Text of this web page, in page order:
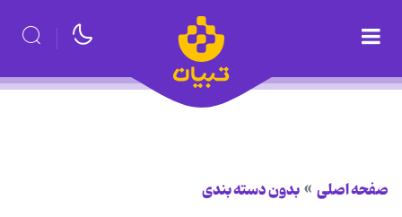
صفحه اصلی بدون دسته بندی